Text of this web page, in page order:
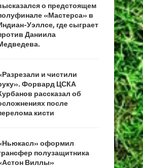
о предстоящем
«Мастерса» в
Уэллсе, где сыграет
Даниила
и чистили
Форвард ЦСКА
рассказал об
после
кисти
оформил
полузащитника
Виллы»